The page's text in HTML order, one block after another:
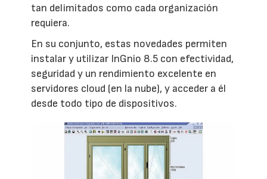
tan delimitados como cada organización
requiera.
En su conjunto, estas novedades permiten
instalar y utilizar InGnio 8.5 con efectividad,
seguridad y un rendimiento excelente en
servidores cloud (en la nube), y acceder a él
desde todo tipo de dispositivos.